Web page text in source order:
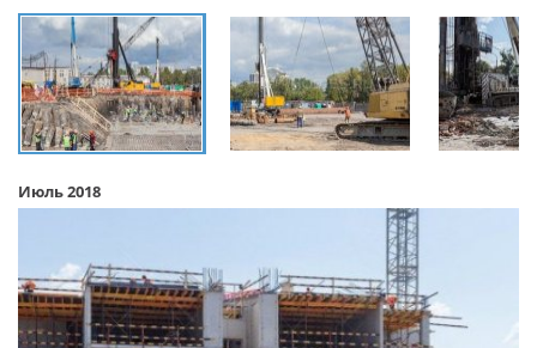
Июль 2018